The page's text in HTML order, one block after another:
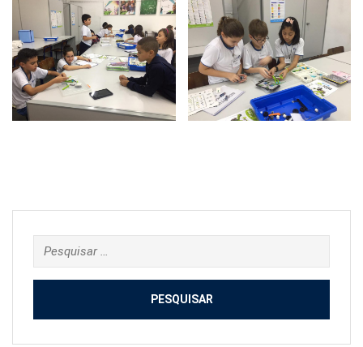
Pesquisar
por: